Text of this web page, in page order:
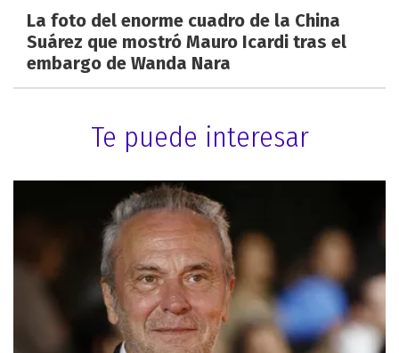
La foto del enorme cuadro de la China
Suárez que mostró Mauro Icardi tras el
embargo de Wanda Nara
Te puede interesar